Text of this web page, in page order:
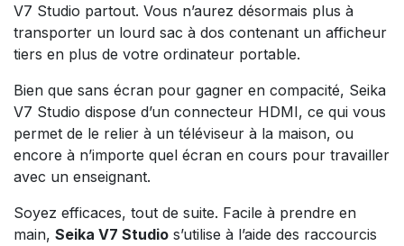
V7 Studio partout. Vous n’aurez désormais plus à
transporter un lourd sac à dos contenant un afficheur
tiers en plus de votre ordinateur portable.
Bien que sans écran pour gagner en compacité, Seika
V7 Studio dispose d’un connecteur HDMI, ce qui vous
permet de le relier à un téléviseur à la maison, ou
encore à n’importe quel écran en cours pour travailler
avec un enseignant.
Soyez efficaces, tout de suite. Facile à prendre en
main, Seika V7 Studio s’utilise à l’aide des raccourcis